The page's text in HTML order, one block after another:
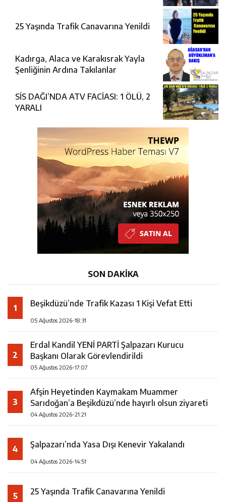
25 Yaşında Trafik Canavarına Yenildi
Kadırga, Alaca ve Karakısrak Yayla
Şenliğinin Ardına Takılanlar
SİS DAĞI’NDA ATV FACİASI: 1 ÖLÜ, 2
YARALI
SON DAKİKA
1 Beşikdüzü’nde Trafik Kazası 1 Kişi Vefat Etti
05 Ağustos 2026-18:31
2
Erdal Kandil YENİ PARTİ Şalpazarı Kurucu
Başkanı Olarak Görevlendirildi
05 Ağustos 2026-17:07
3
Afşin Heyetinden Kaymakam Muammer
Sarıdoğan’a Beşikdüzü’nde hayırlı olsun ziyareti
04 Ağustos 2026-21:21
4 Şalpazarı’nda Yasa Dışı Kenevir Yakalandı
04 Ağustos 2026-14:51
5 25 Yaşında Trafik Canavarına Yenildi